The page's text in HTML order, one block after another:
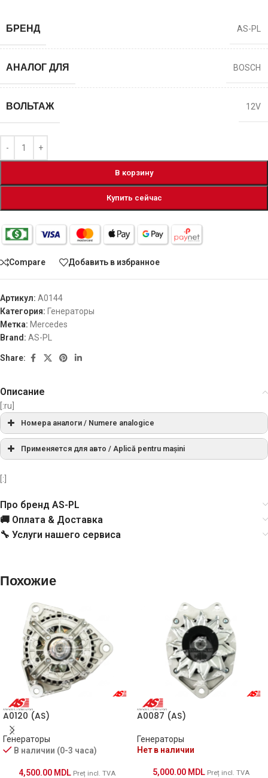
БРЕНД AS-PL
АНАЛОГ ДЛЯ BOSCH
ВОЛЬТАЖ 12V
В корзину
Купить сейчас
Compare Добавить в избранное
Артикул: A0144
Категория: Генераторы
Метка: Mercedes
Brand: AS-PL
Share:
Описание
[:ru]
Номера аналоги / Numere analogice
BL 027760
0986042550, 1986A00183
Cargo
HB 32042550
HC-PARTS CA1689IR, CA2076IR
HELLA 8EL738041001
KRAUF
ALB1689AN, ALB1689BA, ALB1689DD,
ALB1689LK, ALB1689UX, ALB7689AN,
Применяется для авто / Aplică pentru mașini
[:]
Про бренд AS-PL
🚚 Оплата & Доставка
🔧 Услуги нашего сервиса
Похожие
A0120 (AS)
Генераторы
В наличии (0-3 часа)
4,500.00 MDL Preț incl. TVA
A0087 (AS)
Генераторы
Нет в наличии
5,000.00 MDL Preț incl. TVA